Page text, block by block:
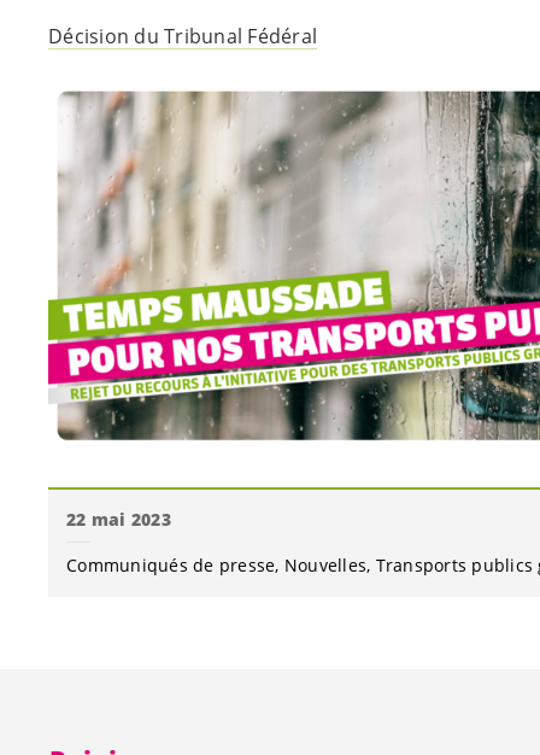
Décision du Tribunal Fédéral
22 mai 2023
Communiqués de presse Nouvelles Transports publics